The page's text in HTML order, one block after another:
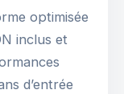
optimisée
inclus et
d’entrée